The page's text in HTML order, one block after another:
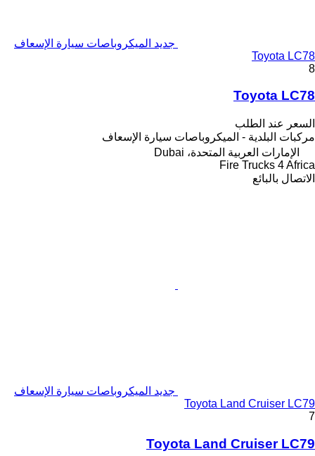
جديد الميكروباصات سيارة الإسعاف
Toyota LC78
8
Toyota LC78
السعر عند الطلب
مركبات البلدية - الميكروباصات سيارة الإسعاف
الإمارات العربية المتحدة، Dubai
Fire Trucks 4 Africa
الاتصال بالبائع
جديد الميكروباصات سيارة الإسعاف
Toyota Land Cruiser LC79
7
Toyota Land Cruiser LC79